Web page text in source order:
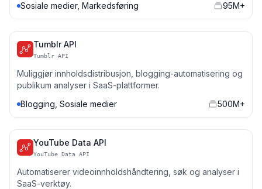
Sosiale medier, Markedsføring 95M+
Tumblr API
Tumblr API
Muliggjør innholdsdistribusjon, blogging-automatisering og
publikum analyser i SaaS-plattformer.
Blogging, Sosiale medier
500M+
YouTube Data API
YouTube Data API
Automatiserer videoinnholdshåndtering, søk og analyser i
SaaS-verktøy.